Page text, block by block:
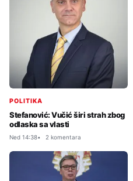
POLITIKA
Stefanović: Vučić širi strah zbog
odlaska sa vlasti
Ned 14:38 2 komentara